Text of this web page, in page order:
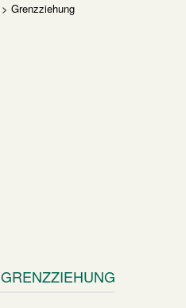
> Grenzziehung
GRENZZIEHUNG